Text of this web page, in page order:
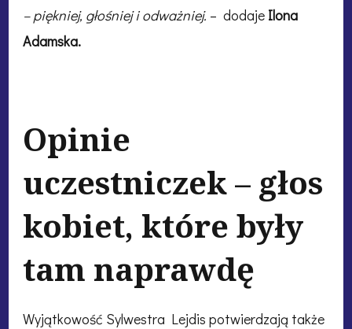
– piękniej, głośniej i odważniej. – dodaje Ilona
Adamska.
Opinie
uczestniczek – głos
kobiet, które były
tam naprawdę
Wyjątkowość Sylwestra Lejdis potwierdzają także